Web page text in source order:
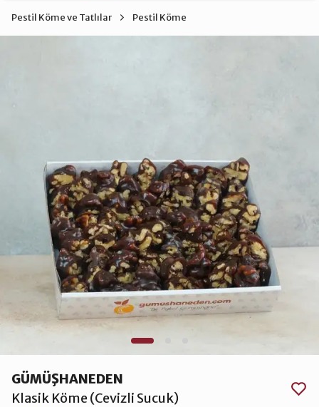
Pestil Köme ve Tatlılar Pestil Köme
GÜMÜŞHANEDEN
Klasik Köme (Cevizli Sucuk)